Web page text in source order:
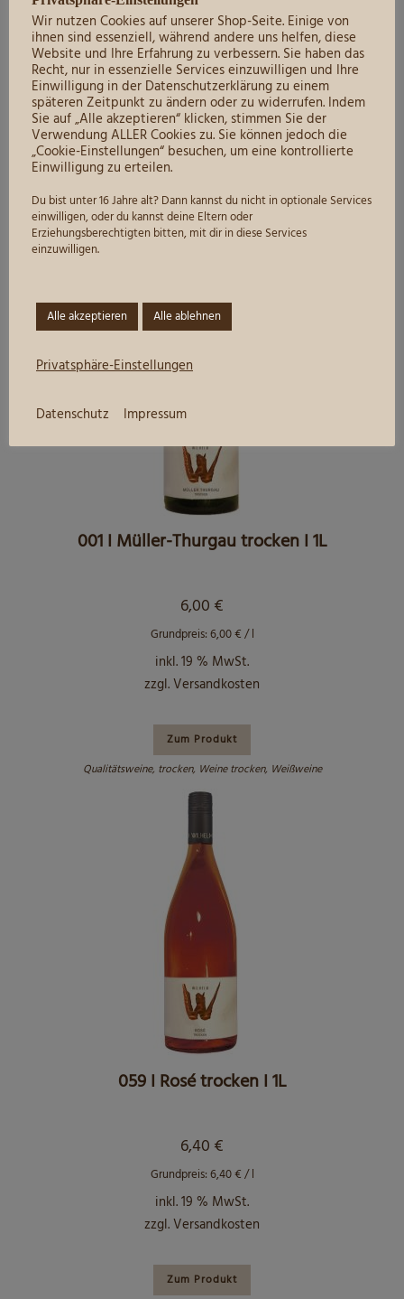
6,90€
Grundpreis:9,20€/l
inkl. 19 % MwSt.
zzgl.Versandkosten
Zum Produkt
mild,Qualitätsweine,Weine mild,Weißweine
001 I Müller-Thurgau trocken I 1L
6,00 €
Grundpreis:6,00€/l
inkl. 19 % MwSt.
zzgl.Versandkosten
Zum Produkt
Qualitätsweine, trocken, Weine trocken, Weißweine
059 I Rosé trocken I 1L
6,40 €
Grundpreis:6,40€/l
inkl. 19 % MwSt.
zzgl.Versandkosten
Zum Produkt
Wir nutzen Cookies auf unserer Shop-Seite. Einige von
ihnen sind essenziell, während andere uns helfen, diese
Website und Ihre Erfahrung zu verbessern. Sie haben das
Recht, nur in essenzielle Services einzuwilligen und Ihre
Einwilligung in der Datenschutzerklärung zu einem
späteren Zeitpunkt zu ändern oder zu widerrufen. Indem
Sie auf „Alle akzeptieren“ klicken, stimmen Sie der
Verwendung ALLER Cookies zu. Sie können jedoch die
„Cookie-Einstellungen“ besuchen, um eine kontrollierte
Einwilligung zu erteilen.
Du bist unter 16 Jahre alt? Dann kannst du nicht in optionale Services
einwilligen, oder du kannst deine Eltern oder
Erziehungsberechtigten bitten, mit dir in diese Services
einzuwilligen.
Alle akzeptieren Alle ablehnen
Privatsphäre-Einstellungen
Datenschutz Impressum